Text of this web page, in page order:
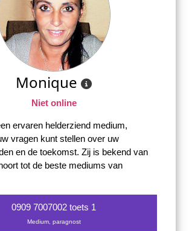
Monique
Niet online
ervaren helderziend medium,
vragen kunt stellen over uw
en de toekomst. Zij is bekend van
tot de beste mediums van
0909 7007002 toets 1
Medium, paragnost